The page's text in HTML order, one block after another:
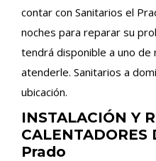
contar con Sanitarios el
noches para reparar su
tendrá disponible a uno
atenderle. Sanitarios a
ubicación.
INSTALACIÓN Y
CALENTADORES
Prado